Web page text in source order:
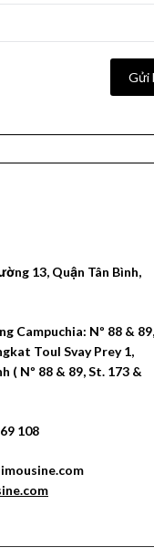
13, Quận Tân Bình,
Campuchia: Nº 88 & 89,
Toul Svay Prey 1,
( Nº 88 & 89, St. 173 &
108